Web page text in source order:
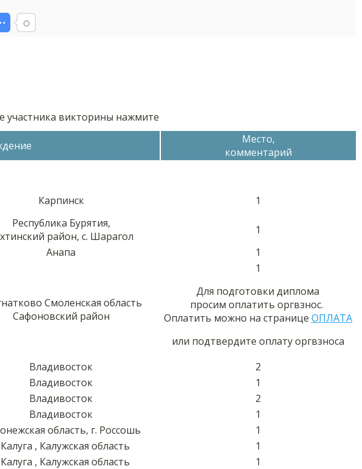
участника викторины нажмите
Место,
комментарий
Карпинск 1
Республика Бурятия,
район, с. Шарагол
1
Анапа 1
Смоленская область
Сафоновский район
1
Для подготовки диплома
просим оплатить оргвзнос.
Оплатить можно на странице ОПЛАТА
или подтвердите оплату оргвзноса
Владивосток
2
Владивосток
1
Владивосток
2
Владивосток
1
область, г. Россошь
1
Калуга , Калужская область
1
Калуга , Калужская область
1